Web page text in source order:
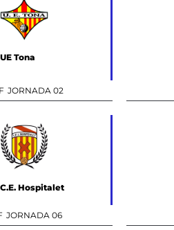
UE Tona
JORNADA 02
C.E. Hospitalet
JORNADA 06